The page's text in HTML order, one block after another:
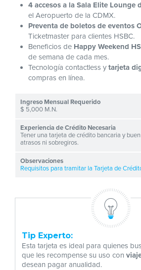
4 accesos a la Sala Elite Lounge
el Aeropuerto de la CDMX.
Preventa de boletos de eventos
Ticketmaster para clientes HSBC.
Beneficios de Happy Weekend
de semana de cada mes.
Tecnología contactless y tarjeta
compras en línea.
Tip Experto:
Esta tarjeta es ideal para quienes
que les recompense su uso con
desean pagar anualidad.
$ 5,000 M.N.
Tener una tarjeta de crédito bancaria y
atrasos ni sobregiros.
Requisitos para tramitar la Tarjeta de